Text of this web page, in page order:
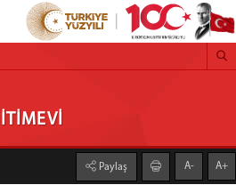
EĞİTİMEVİ
Paylaş A- A+